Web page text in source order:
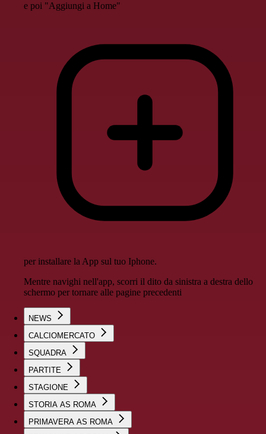
e poi "Aggiungi a Home"
per installare la App sul tuo Iphone.
Mentre navighi nell'app, scorri il dito da sinistra a destra dello
schermo per tornare alle pagine precedenti
NEWS
CALCIOMERCATO
SQUADRA
PARTITE
STAGIONE
STORIA AS ROMA
PRIMAVERA AS ROMA